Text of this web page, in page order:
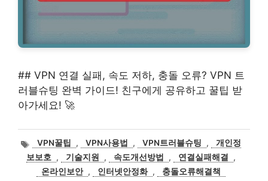
## VPN 연결 실패, 속도 저하, 충돌 오류? VPN 트
러블슈팅 완벽 가이드! 친구에게 공유하고 꿀팁 받
아가세요! 🚀
태
그
VPN꿀팁 , VPN사용법 , VPN트러블슈팅 ,
개인정
보보호
, 기술지원 , 속도개선방법 , 연결실패해결
,
온라인보안 , 인터넷안정화 , 충돌오류해결책